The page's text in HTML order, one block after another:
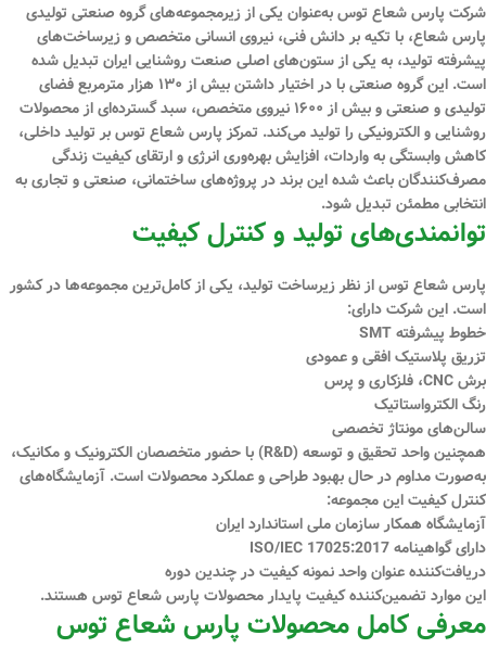
شرکت پارس شعاع توسبه‌عنوان یکی از زیرمجموعه‌های گروه صنعتی تولیدی
پارس شعاع، با تکیه بر دانش فنی، نیروی انسانی متخصص و زیرساخت‌های
پیشرفته تولید، به یکی از ستون‌های اصلی صنعت روشنایی ایران تبدیل شده
است. این گروه صنعتی با در اختیار داشتن بیش از
۱۳۰ هزار مترمربع فضای
تولیدی و صنعتیو بیش از ۱۶۰۰ نیروی متخصص
، سبد گسترده‌ای از محصولات
روشنایی و الکترونیکی را تولید می‌کند. تمرکز پارس شعاع توس بر تولید داخلی،
کاهش وابستگی به واردات، افزایش بهره‌وری انرژی و ارتقای کیفیت زندگی
مصرف‌کنندگانباعث شده این برند در پروژه‌های ساختمانی، صنعتی و تجاری به
انتخابی مطمئن تبدیل شود.
توانمندی‌های تولید و کنترل کیفیت
پارس شعاع توس از نظر زیرساخت تولید، یکی از کامل‌ترین مجموعه‌ها در کشور
است. این شرکت دارای:
خطوط پیشرفتهSMT
تزریق پلاستیک افقی و عمودی
برش CNC، فلزکاری و پرس
رنگ الکترواستاتیک
سالن‌های مونتاژ تخصصی
همچنینواحد تحقیق و توسعه (R&D)
با حضور متخصصان الکترونیک و مکانیک،
به‌صورت مداوم در حال بهبود طراحی و عملکرد محصولات است. آزمایشگاه‌های
کنترل کیفیت این مجموعه:
آزمایشگاه همکار سازمان ملی استاندارد ایران
دارای گواهینامهISO/IEC 17025:2017
دریافت‌کننده عنوانواحد نمونه کیفیتدر چندین دوره
این موارد تضمین‌کننده کیفیت پایدار محصولات پارس شعاع توس هستند.
معرفی کامل محصولات پارس شعاع توس